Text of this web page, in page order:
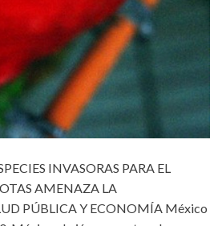
INVASORAS PARA EL
AMENAZA LA
PÚBLICA Y ECONOMÍA México